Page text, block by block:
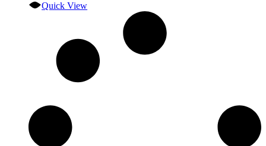
Quick View